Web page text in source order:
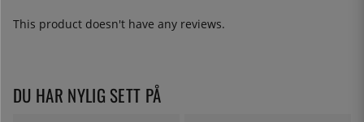
This product doesn't have any reviews.
DU HAR NYLIG SETT PÅ